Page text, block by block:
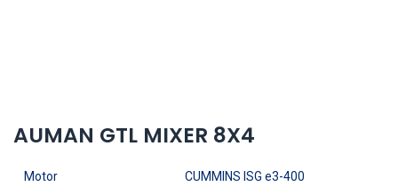
AUMAN GTL MIXER 8X4
Motor CUMMINS ISG e3-400